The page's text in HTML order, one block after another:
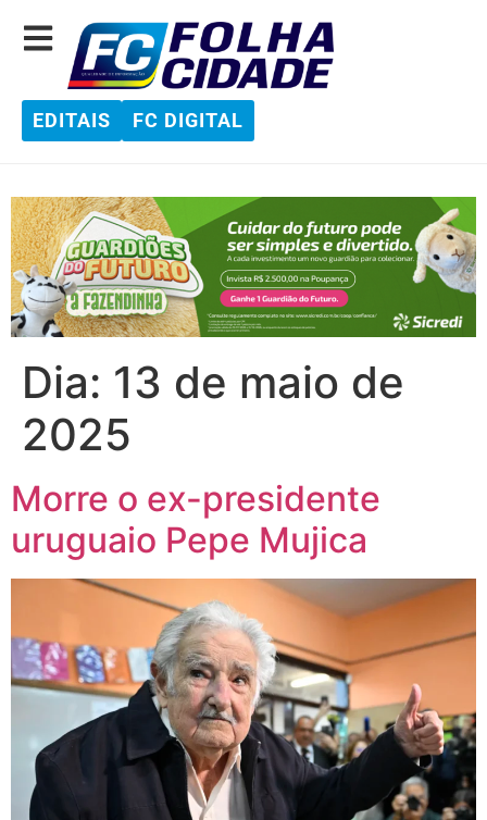
EDITAIS FC DIGITAL
Dia: 13 de maio de
2025
Morre o ex-presidente
uruguaio Pepe Mujica